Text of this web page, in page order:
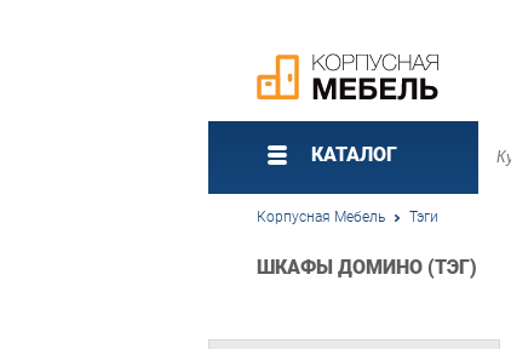
КАТАЛОГ
Корпусная Мебель Тэги
ШКАФЫ ДОМИНО (ТЭГ)